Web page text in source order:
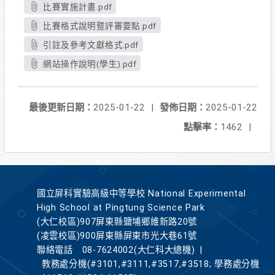
比賽實施計畫.pdf
比賽格式說明暨評審要點.pdf
引註及參考文獻格式.pdf
網站操作說明(學生).pdf
發佈日期： 2025-01-22
最後更新日期： 2025-01-22
|
點擊率： 1462 |
國立屏科實驗高級中等學校 National Experimental
High School at Pingtung Science Park
(大仁校區)907屏東縣鹽埔鄉維新路20號
(凌雲校區)900屏東縣屏東市光大巷61號
聯絡電話
08-7624002(大仁科大總機)
教務處分機(#3101,#3111,#3517,#3518; 學務處分機